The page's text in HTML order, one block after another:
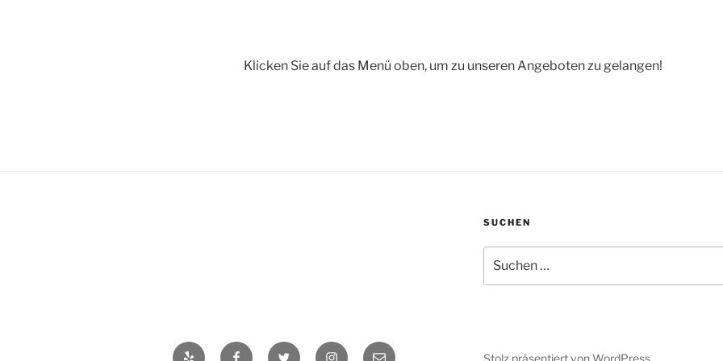
Klick­en Sie auf das Menü oben, um zu unseren Ange­boten zu gelangen!
SUCHEN
nach:
Yelp FacebookTwitter InstagramE‑Mail Stolz präsentiert von WordPress